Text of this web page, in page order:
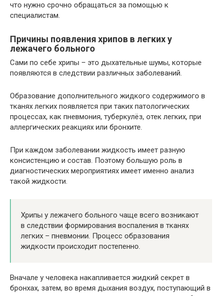
что нужно срочно обращаться за помощью к
специалистам.
Причины появления хрипов в легких у
лежачего больного
Сами по себе хрипы – это дыхательные шумы, которые
появляются в следствии различных заболеваний.
Образование дополнительного жидкого содержимого в
тканях легких появляется при таких патологических
процессах, как пневмония, туберкулёз, отек легких, при
аллергических реакциях или бронхите.
При каждом заболевании жидкость имеет разную
консистенцию и состав. Поэтому большую роль в
диагностических мероприятиях имеет именно анализ
такой жидкости.
Хрипы у лежачего больного чаще всего возникают
в следствии формирования воспаления в тканях
легких – пневмонии. Процесс образования
жидкости происходит постепенно.
Вначале у человека накапливается жидкий секрет в
бронхах, затем, во время дыхания воздух, поступающий в